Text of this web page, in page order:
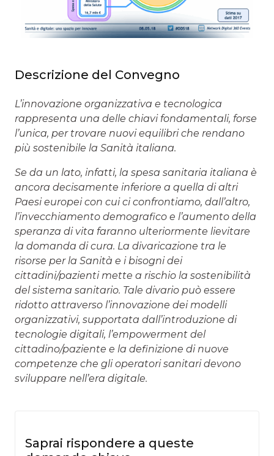
Descrizione del Convegno
L’innovazione organizzativa e tecnologica
rappresenta una delle chiavi fondamentali, forse
l’unica, per trovare nuovi equilibri che rendano
più sostenibile la Sanità italiana.
Se da un lato, infatti, la spesa sanitaria italiana è
ancora decisamente inferiore a quella di altri
Paesi europei con cui ci confrontiamo, dall’altro,
l’invecchiamento demografico e l’aumento della
speranza di vita faranno ulteriormente lievitare
la domanda di cura. La divaricazione tra le
risorse per la Sanità e i bisogni dei
cittadini/pazienti mette a rischio la sostenibilità
del sistema sanitario. Tale divario può essere
ridotto attraverso l’innovazione dei modelli
organizzativi, supportata dall’introduzione di
tecnologie digitali, l’empowerment del
cittadino/paziente e la definizione di nuove
competenze che gli operatori sanitari devono
sviluppare nell’era digitale.
Saprai rispondere a queste